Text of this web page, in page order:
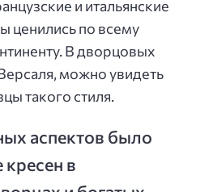
и итальянские
ценились по всему
В дворцовых
можно увидеть
такого стиля.
аспектов было
кресен в